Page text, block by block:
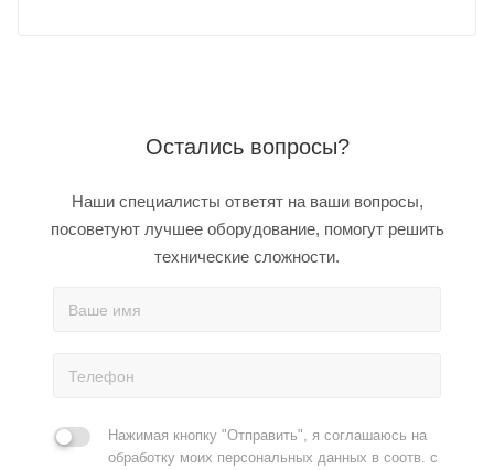
Остались вопросы?
Наши специалисты ответят на ваши вопросы,
посоветуют лучшее оборудование, помогут решить
технические сложности.
Нажимая кнопку "Отправить", я соглашаюсь на
обработку моих персональных данных в соотв. с